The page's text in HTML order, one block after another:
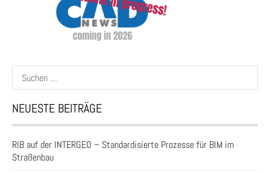
Suchen
nach:
NEUESTE BEITRÄGE
RIB auf der INTERGEO – Standardisierte Prozesse für BIM im
Straßenbau